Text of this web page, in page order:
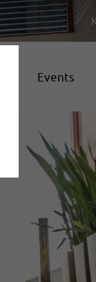
Events